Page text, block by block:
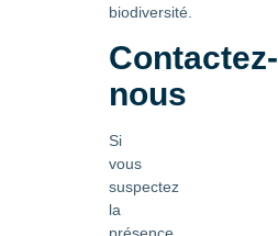
biodiversité.
Contactez-
nous
Si
vous
suspectez
la